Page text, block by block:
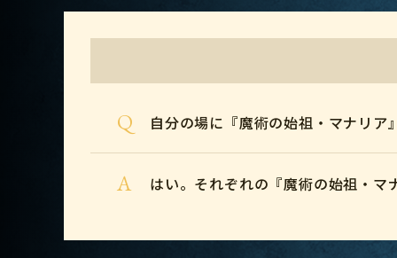
Q 自分の場に『魔術の始祖・マナリ
A はい。それぞれの『魔術の始祖・